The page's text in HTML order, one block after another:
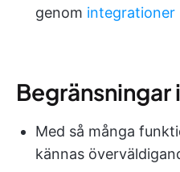
genom integrationer
Begränsningar
Med så många
kännas